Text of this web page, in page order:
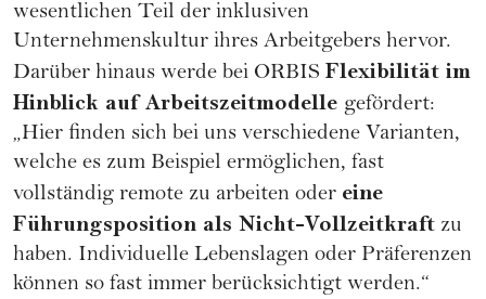
wesentlichen Teil der inklusiven
Unternehmenskultur ihres Arbeitgebers hervor.
Darüber hinaus werde bei ORBIS Flexibilität im
Hinblick auf Arbeitszeitmodelle gefördert:
„Hier finden sich bei uns verschiedene Varianten,
welche es zum Beispiel ermöglichen, fast
vollständig remote zu arbeiten oder eine
Führungsposition als Nicht-Vollzeitkraft zu
haben. Individuelle Lebenslagen oder Präferenzen
können so fast immer berücksichtigt werden.“